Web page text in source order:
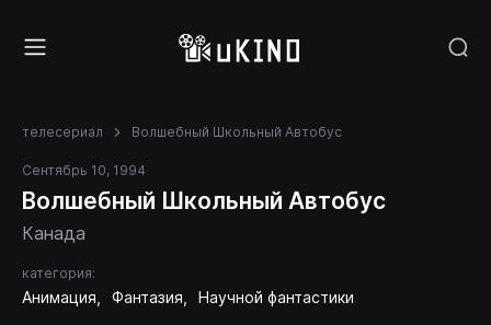
телесериал Волшебный Школьный Автобус
Сентябрь 10, 1994
Волшебный Школьный Автобус
Канада
категория:
Анимация Фантазия Научной фантастики